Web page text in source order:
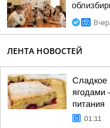
ЛЕНТА НОВОСТЕЙ
Сладкое
ягодами
питания
01:11